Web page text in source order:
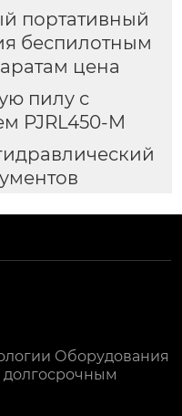
портативный
беспилотным
цена
пилу с
PJRL450-M
Оборудования